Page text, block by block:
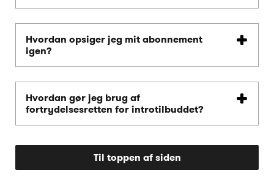
Hvordan opsiger jeg mit abonnement
igen?
Hvordan gør jeg brug af
fortrydelsesretten for introtilbuddet?
Til toppen af siden